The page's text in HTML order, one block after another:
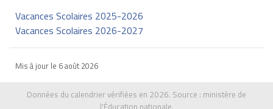
Vacances Scolaires 2025-2026
Vacances Scolaires 2026-2027
Mis à jour le 6 août 2026
Données du calendrier vérifiées en 2026. Source : ministère de